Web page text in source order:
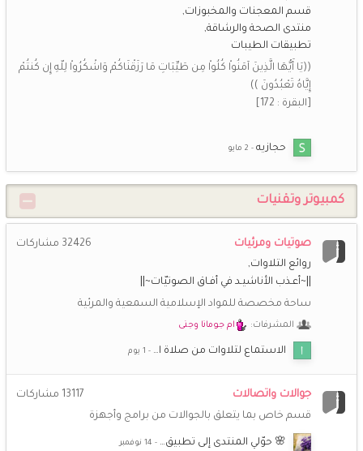
شـــاني
سبحان الله وبحمده سبحان الله العظيم
*اريج الايمان*
اشتقت اليكم حبيباتي الغاليات
أزهارالبنفسج
أزهارالبنفسج
كم سعدت بكم
قسم المعجنات والمخبوزات
منتدى الصحة والرشاقة
تطبيقات الطيبات
((يَا أَيُّهَا الَّذِينَ آمَنُواْ كُلُواْ مِن طَيِّبَاتِ مَا رَزَقْنَاكُمْ وَاشْكُرُواْ لِلّهِ إِن كُنتُمْ
إِيَّاهُ تَعْبُدُونَ ))
[البقرة : 172]
حجازيه
كمبيوتر وتقنيات
صوتيات ومرئيات
روائع التلاوات
||~أعـذب الأناشيـد في أفـاق الصوتيّات~||
ساحة مخصصة للمواد الإسلامية السمعية والمرئية
المشرفات: ام جومانا وجنى
32426 مشاركات
الاستماع لتلاوات من صلاة ا…
جوالات واتصالات
قسم خاص بما يتعلق بالجوالات من برامج وأجهزة
13117 مشاركات
🌸 حوّلي المنتدى إلى تطبيق…